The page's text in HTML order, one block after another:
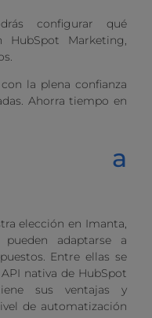
configurar qué
HubSpot Marketing,
la plena confianza
Ahorra tiempo en
a
elección en Imanta,
adaptarse a
Entre ellas se
nativa de HubSpot
sus ventajas y
de automatización